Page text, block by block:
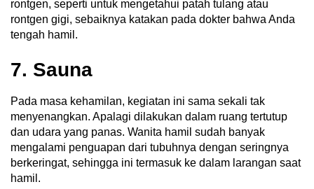
rontgen, seperti untuk mengetahui patah tulang atau
rontgen gigi, sebaiknya katakan pada dokter bahwa Anda
tengah hamil.
7. Sauna
Pada masa kehamilan, kegiatan ini sama sekali tak
menyenangkan. Apalagi dilakukan dalam ruang tertutup
dan udara yang panas. Wanita hamil sudah banyak
mengalami penguapan dari tubuhnya dengan seringnya
berkeringat, sehingga ini termasuk ke dalam larangan saat
hamil.